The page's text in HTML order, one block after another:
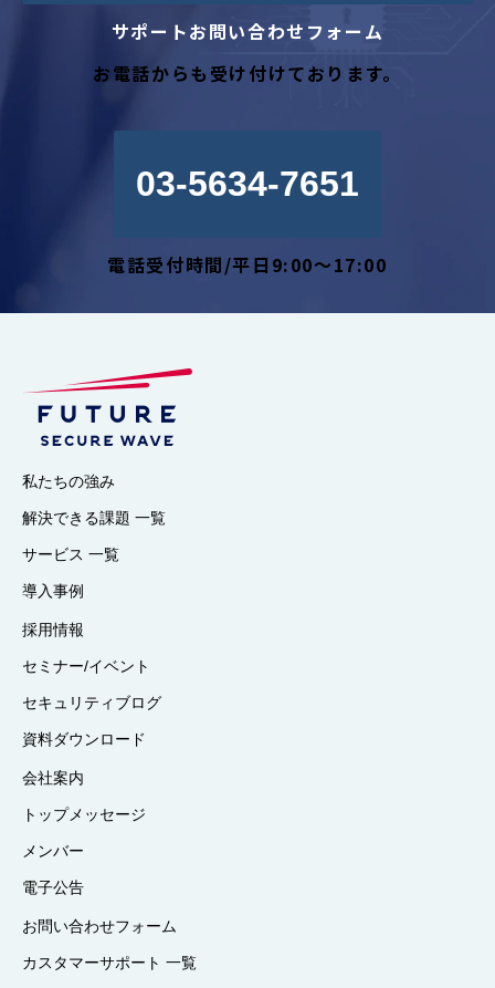
サポートお問い合わせフォーム
お電話からも受け付けております。
03-5634-7651
電話受付時間/平日9:00～17:00
私たちの強み
解決できる課題 一覧
サービス 一覧
導入事例
採用情報
セミナー/イベント
セキュリティブログ
資料ダウンロード
会社案内
トップメッセージ
メンバー
電子公告
お問い合わせフォーム
カスタマーサポート 一覧